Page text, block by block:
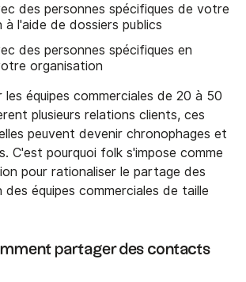
des personnes spécifiques de votre
à l'aide de dossiers publics
des personnes spécifiques en
organisation
les équipes commerciales de 20 à 50
plusieurs relations clients, ces
peuvent devenir chronophages et
C'est pourquoi folk s'impose comme
pour rationaliser le partage des
équipes commerciales de taille
partager des contacts